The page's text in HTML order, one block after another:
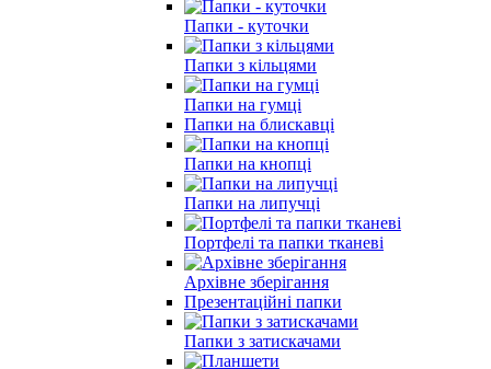
Папки - куточки
Папки з кільцями
Папки на гумці
Папки на блискавці
Папки на кнопцi
Папки на липучцi
Портфелi та папки тканеві
Архівне зберігання
Презентаційні папки
Папки з затискачами